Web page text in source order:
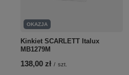
OKAZJA
Kinkiet SCARLETT Italux
MB1279M
138,00 zł / szt.